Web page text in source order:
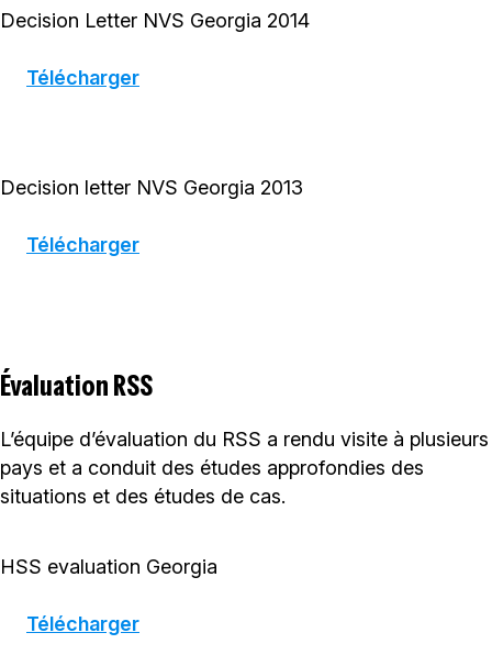
Decision Letter NVS Georgia 2014
Télécharger
Decision letter NVS Georgia 2013
Télécharger
Évaluation RSS
L’équipe d’évaluation du RSS a rendu visite à plusieurs
pays et a conduit des études approfondies des
situations et des études de cas.
HSS evaluation Georgia
Télécharger